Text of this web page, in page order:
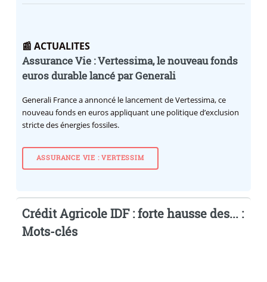
📰 ACTUALITES
Assurance Vie : Vertessima, le nouveau fonds
euros durable lancé par Generali
Generali France a annoncé le lancement de Vertessima, ce
nouveau fonds en euros appliquant une politique d’exclusion
stricte des énergies fossiles.
ASSURANCE VIE : VERTESSIM
Crédit Agricole IDF : forte hausse des... :
Mots-clés